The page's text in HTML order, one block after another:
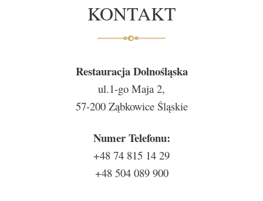
KONTAKT
Restauracja Dolnośląska
ul.1-go Maja 2,
57-200 Ząbkowice Śląskie
Numer Telefonu:
+48 74 815 14 29
+48 504 089 900